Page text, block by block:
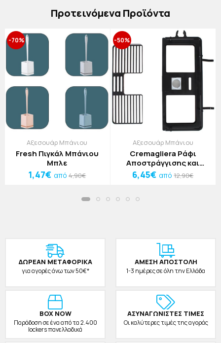
Πρoτεινόμενα Προϊόντα
-70%
Αξεσουάρ Μπάνιου
Fresh Πιγκάλ Μπάνιου
Μπλε
1,47€ από4,90€
-50%
Αξεσουάρ Μπάνιου
Cremagliera Ράφι
Αποστράγγισης και
Αποθήκευσης Μπάνιου
Μαύρο
6,45€ από12,90€
ΔΩΡΕAΝ ΜΕΤΑΦΟΡΙΚΑ
για αγορές άνω των 50€*
ΑΜΕΣΗ ΑΠΟΣΤΟΛΗ
1-3 ημέρες σε όλη την Ελλάδα
BOX NOW
Παράδοση σε ένα από τα 2.400
lockers πανελλαδικά
ΑΣΥΝΑΓΩΝΙΣΤΕΣ ΤΙΜΕΣ
Οι καλύτερες τιμές της αγοράς